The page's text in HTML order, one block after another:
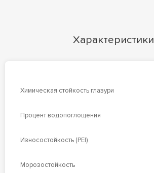
Характеристики
Химическая стойкость глазури
Процент водопоглощения
Износостойкость (PEI)
Морозостойкость